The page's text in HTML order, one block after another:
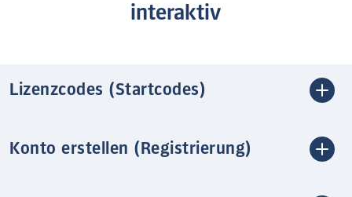
interaktiv
Lizenzcodes (Startcodes)
Konto erstellen (Registrierung)